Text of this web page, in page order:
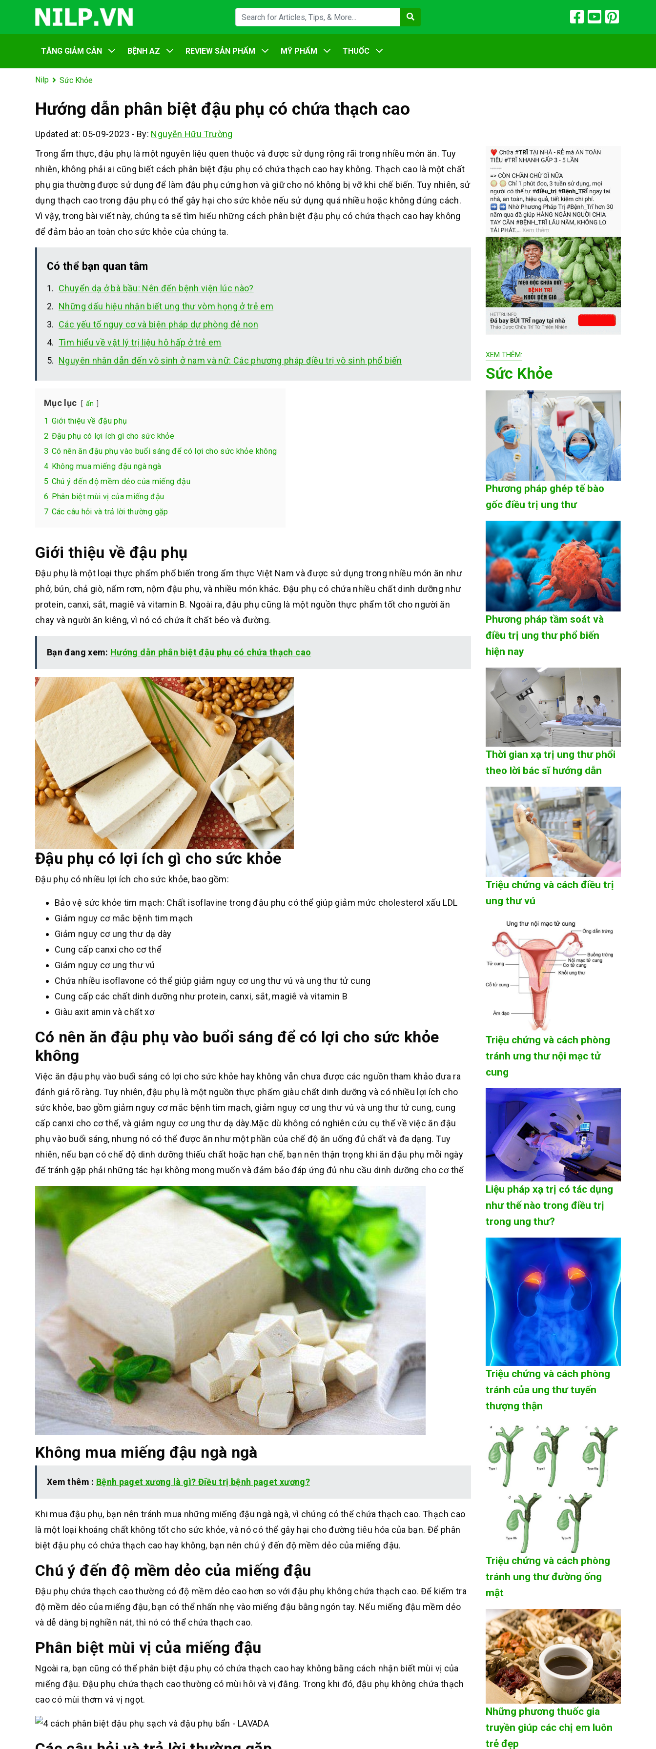
TĂNG GIẢM CÂN BỆNH AZ REVIEW SẢN PHẨM MỸ PHẨM THUỐC
Nilp Sức Khỏe
Hướng dẫn phân biệt đậu phụ có chứa thạch cao
Updated at: 05-09-2023 - By: Nguyễn Hữu Trường
Trong ẩm thực, đậu phụ là một nguyên liệu quen thuộc và được sử dụng rộng rãi trong nhiều món ăn. Tuy
nhiên, không phải ai cũng biết cách phân biệt đậu phụ có chứa thạch cao hay không. Thạch cao là một chất
phụ gia thường được sử dụng để làm đậu phụ cứng hơn và giữ cho nó không bị vỡ khi chế biến. Tuy nhiên, sử
dụng thạch cao trong đậu phụ có thể gây hại cho sức khỏe nếu sử dụng quá nhiều hoặc không đúng cách.
Vì vậy, trong bài viết này, chúng ta sẽ tìm hiểu những cách phân biệt đậu phụ có chứa thạch cao hay không
để đảm bảo an toàn cho sức khỏe của chúng ta.
Có thể bạn quan tâm
Chuyển dạ ở bà bầu: Nên đến bệnh viện lúc nào?
Những dấu hiệu nhận biết ung thư vòm họng ở trẻ em
Các yếu tố nguy cơ và biện pháp dự phòng đẻ non
Tìm hiểu về vật lý trị liệu hô hấp ở trẻ em
Nguyên nhân dẫn đến vô sinh ở nam và nữ: Các phương pháp điều trị vô sinh phổ biến
Mục lục ẩn
1 Giới thiệu về đậu phụ
2 Đậu phụ có lợi ích gì cho sức khỏe
3 Có nên ăn đậu phụ vào buổi sáng để có lợi cho sức khỏe không
4 Không mua miếng đậu ngà ngà
5 Chú ý đến độ mềm dẻo của miếng đậu
6 Phân biệt mùi vị của miếng đậu
7 Các câu hỏi và trả lời thường gặp
Giới thiệu về đậu phụ
Đậu phụ là một loại thực phẩm phổ biến trong ẩm thực Việt Nam và được sử dụng trong nhiều món ăn như
phở, bún, chả giò, nấm rơm, nộm đậu phụ, và nhiều món khác. Đậu phụ có chứa nhiều chất dinh dưỡng như
protein, canxi, sắt, magiê và vitamin B. Ngoài ra, đậu phụ cũng là một nguồn thực phẩm tốt cho người ăn
chay và người ăn kiêng, vì nó có chứa ít chất béo và đường.
Bạn đang xem: Hướng dẫn phân biệt đậu phụ có chứa thạch cao
Đậu phụ có lợi ích gì cho sức khỏe
Đậu phụ có nhiều lợi ích cho sức khỏe, bao gồm:
Bảo vệ sức khỏe tim mạch: Chất isoflavine trong đậu phụ có thể giúp giảm mức cholesterol xấu LDL
Giảm nguy cơ mắc bệnh tim mạch
Giảm nguy cơ ung thư dạ dày
Cung cấp canxi cho cơ thể
Giảm nguy cơ ung thư vú
Chứa nhiều isoflavone có thể giúp giảm nguy cơ ung thư vú và ung thư tử cung
Cung cấp các chất dinh dưỡng như protein, canxi, sắt, magiê và vitamin B
Giàu axit amin và chất xơ
Có nên ăn đậu phụ vào buổi sáng để có lợi cho sức khỏe
không
Việc ăn đậu phụ vào buổi sáng có lợi cho sức khỏe hay không vẫn chưa được các nguồn tham khảo đưa ra
đánh giá rõ ràng. Tuy nhiên, đậu phụ là một nguồn thực phẩm giàu chất dinh dưỡng và có nhiều lợi ích cho
sức khỏe, bao gồm giảm nguy cơ mắc bệnh tim mạch, giảm nguy cơ ung thư vú và ung thư tử cung, cung
cấp canxi cho cơ thể, và giảm nguy cơ ung thư dạ dày.Mặc dù không có nghiên cứu cụ thể về việc ăn đậu
phụ vào buổi sáng, nhưng nó có thể được ăn như một phần của chế độ ăn uống đủ chất và đa dạng. Tuy
nhiên, nếu bạn có chế độ dinh dưỡng thiếu chất hoặc hạn chế, bạn nên thận trọng khi ăn đậu phụ mỗi ngày
để tránh gặp phải những tác hại không mong muốn và đảm bảo đáp ứng đủ nhu cầu dinh dưỡng cho cơ thể
Không mua miếng đậu ngà ngà
Xem thêm : Bệnh paget xương là gì? Điều trị bệnh paget xương?
Khi mua đậu phụ, bạn nên tránh mua những miếng đậu ngà ngà, vì chúng có thể chứa thạch cao. Thạch cao
là một loại khoáng chất không tốt cho sức khỏe, và nó có thể gây hại cho đường tiêu hóa của bạn. Để phân
biệt đậu phụ có chứa thạch cao hay không, bạn nên chú ý đến độ mềm dẻo của miếng đậu.
Chú ý đến độ mềm dẻo của miếng đậu
Đậu phụ chứa thạch cao thường có độ mềm dẻo cao hơn so với đậu phụ không chứa thạch cao. Để kiểm tra
độ mềm dẻo của miếng đậu, bạn có thể nhấn nhẹ vào miếng đậu bằng ngón tay. Nếu miếng đậu mềm dẻo
và dễ dàng bị nghiền nát, thì nó có thể chứa thạch cao.
Phân biệt mùi vị của miếng đậu
Ngoài ra, bạn cũng có thể phân biệt đậu phụ có chứa thạch cao hay không bằng cách nhận biết mùi vị của
miếng đậu. Đậu phụ chứa thạch cao thường có mùi hôi và vị đắng. Trong khi đó, đậu phụ không chứa thạch
cao có mùi thơm và vị ngọt.
XEM THÊM:
Sức Khỏe
Phương pháp ghép tế bào
gốc điều trị ung thư
Phương pháp tầm soát và
điều trị ung thư phổ biến
hiện nay
Thời gian xạ trị ung thư phổi
theo lời bác sĩ hướng dẫn
Triệu chứng và cách điều trị
ung thư vú
Triệu chứng và cách phòng
tránh ưng thư nội mạc tử
cung
Liệu pháp xạ trị có tác dụng
như thế nào trong điều trị
trong ung thư?
Triệu chứng và cách phòng
tránh của ung thư tuyến
thượng thận
Triệu chứng và cách phòng
tránh ung thư đường ống
mật
Những phương thuốc gia
truyền giúp các chị em luôn
trẻ đẹp